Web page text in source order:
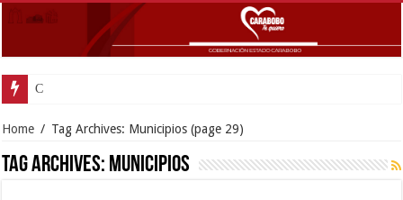
Carabobo participó en Mesa de
Home / Tag Archives: Municipios (page 29)
Tag Archives: Municipios